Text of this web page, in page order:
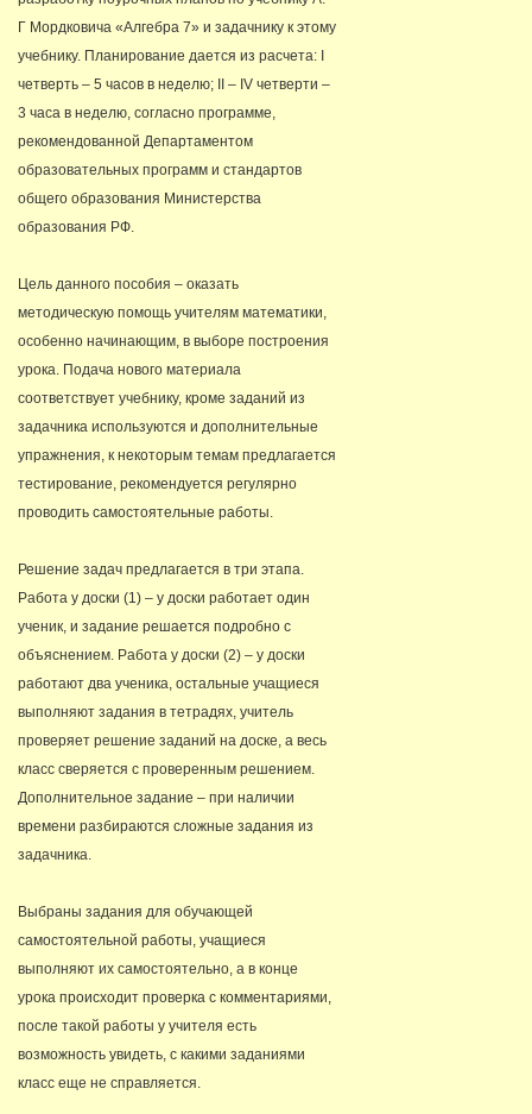
Г Мордковича «Алгебра 7» и задачнику к этому
учебнику. Планирование дается из расчета: I
четверть – 5 часов в неделю; II – IV четверти –
3 часа в неделю, согласно программе,
рекомендованной Департаментом
образовательных программ и стандартов
общего образования Министерства
образования РФ.
Цель данного пособия – оказать
методическую помощь учителям математики,
особенно начинающим, в выборе построения
урока. Подача нового материала
соответствует учебнику, кроме заданий из
задачника используются и дополнительные
упражнения, к некоторым темам предлагается
тестирование, рекомендуется регулярно
проводить самостоятельные работы.
Решение задач предлагается в три этапа.
Работа у доски (1) – у доски работает один
ученик, и задание решается подробно с
объяснением. Работа у доски (2) – у доски
работают два ученика, остальные учащиеся
выполняют задания в тетрадях, учитель
проверяет решение заданий на доске, а весь
класс сверяется с проверенным решением.
Дополнительное задание – при наличии
времени разбираются сложные задания из
задачника.
Выбраны задания для обучающей
самостоятельной работы, учащиеся
выполняют их самостоятельно, а в конце
урока происходит проверка с комментариями,
после такой работы у учителя есть
возможность увидеть, с какими заданиями
класс еще не справляется.